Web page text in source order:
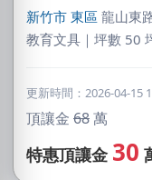
新竹市 東區 龍山東
教育文具｜坪數 50
更新時間：2026-04-15
頂讓金 68萬
特惠頂讓金 30